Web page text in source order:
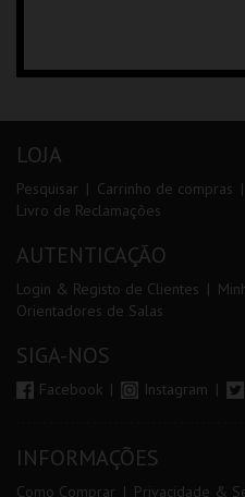
LOJA
Pesquisar Carrinho de compras
Livro de Reclamações
AUTENTICAÇÃO
Login & Registo de Clientes
Orientadores de Salas
SIGA-NOS
Facebook Instagram
INFORMAÇÕES
Como Comprar Privacidade &